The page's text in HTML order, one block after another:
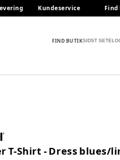
Kundeservice
FIND BUTIKSIDST SETE
T-Shirt - Dress blues/